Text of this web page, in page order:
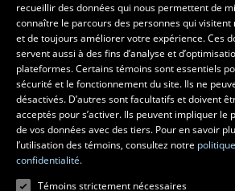
École supérieure d’aménagement du
régional
École d’architecture
École d’art
École de design
Centre de recherche en aménagement et
recueillir des données qui nous permettent de
connaître le parcours des personnes qui visitent
et de toujours améliorer votre expérience. Ces
servent aussi à des fins d’analyse et
plateformes. Certains témoins sont essentiels
sécurité et le fonctionnement du site. Ils ne
désactivés. D’autres sont facultatifs et doivent
acceptés pour s’activer. Ils peuvent impliquer le
de vos données avec des tiers. Pour en savoir
l’utilisation des témoins, consultez notre
confidentialité.
Témoins strictement nécessaires